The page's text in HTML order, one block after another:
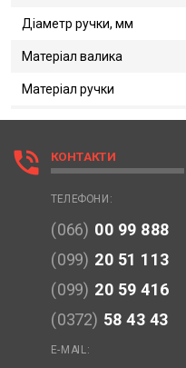
Діаметр ручки, мм
Матеріал валика
Матеріал ручки
phone_in_talk КОНТАКТИ
ТЕЛЕФОНИ:
(066) 00 99 888
(099) 20 51 113
(099) 20 59 416
(0372) 58 43 43
E-MAIL: